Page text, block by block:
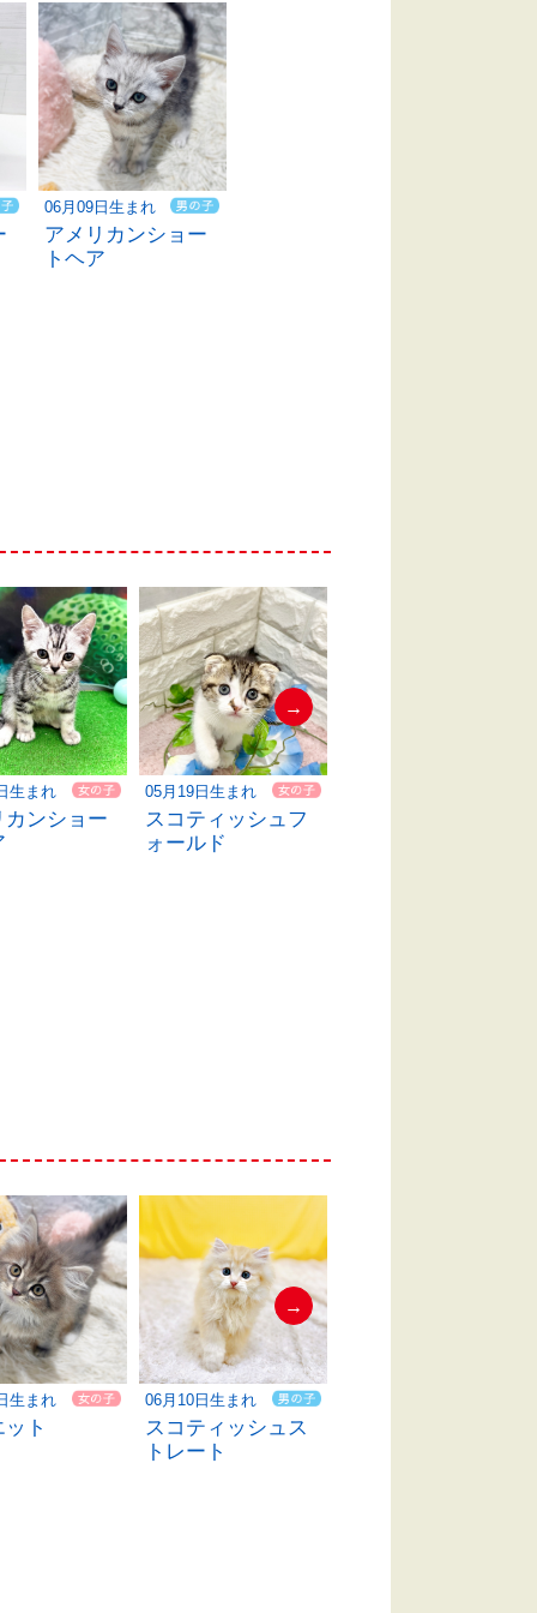
06月09日生まれ
アメリカンショー
トヘア
生まれ
カンショー
05月19日生まれ
スコティッシュフ
ォールド
→
生まれ
ト
06月10日生まれ
スコティッシュス
トレート
→